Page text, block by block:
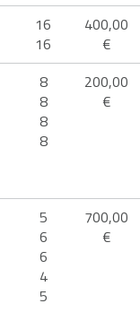
16
16
400,00
€
8
8
8
8
200,00
€
5
6
6
4
5
700,00
€